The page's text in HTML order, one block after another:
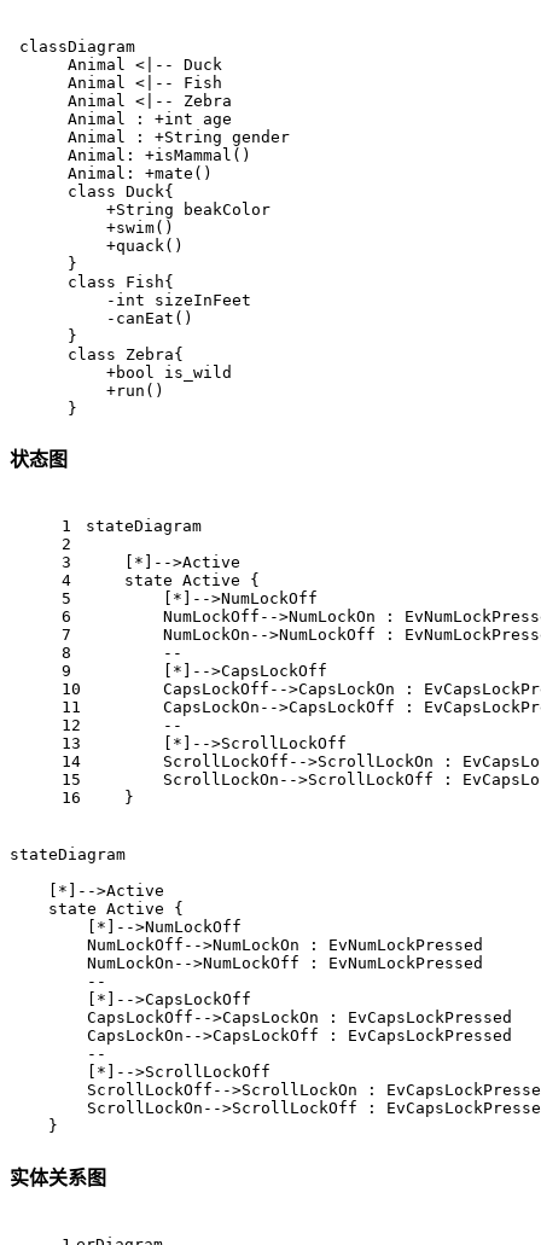
classDiagram
      Animal <|-- Duck
      Animal <|-- Fish
      Animal <|-- Zebra
      Animal : +int age
      Animal : +String gender
      Animal: +isMammal()
      Animal: +mate()
      class Duck{
          +String beakColor
          +swim()
          +quack()
      }
      class Fish{
          -int sizeInFeet
          -canEat()
      }
      class Zebra{
          +bool is_wild
          +run()
      }
状态图
1
2
3
4
5
6
7
8
9
10
11
12
13
14
15
16
stateDiagram
    [*]-->Active
    state Active {
        [*]-->NumLockOff
NumLockOff-->NumLockOn :
NumLockOn-->NumLockOff :
        --
        [*]-->CapsLockOff
CapsLockOff-->CapsLockOn :
CapsLockOn-->CapsLockOff :
        --
        [*]-->ScrollLockOff
ScrollLockOff-->ScrollLockOn :
ScrollLockOn-->ScrollLockOff :
    }
stateDiagram
    [*]-->Active
    state Active {
        [*]-->NumLockOff
        NumLockOff-->NumLockOn : EvNumLockPressed
        NumLockOn-->NumLockOff : EvNumLockPressed
        --
        [*]-->CapsLockOff
        CapsLockOff-->CapsLockOn : EvCapsLockPressed
        CapsLockOn-->CapsLockOff : EvCapsLockPressed
        --
        [*]-->ScrollLockOff
ScrollLockOff-->ScrollLockOn :
ScrollLockOn-->ScrollLockOff :
    }
实体关系图